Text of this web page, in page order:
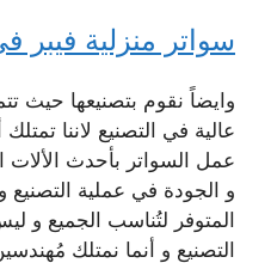
سواتر منزلية فيبر
وايضاً نقوم بتصنيعها حيث
عالية في التصنيع لاننا
عمل السواتر بأحدث الألات
و الجودة في عملية التصنيع
المتوفر لتُناسب الجميع و
التصنيع و أنما نمتلك